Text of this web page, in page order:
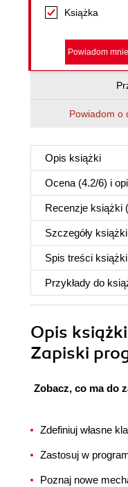
Książka
Powiadom
Powiadom o
Opis książki
Ocena (4.2/6) i
Recenzje książki
Szczegóły książki
Spis treści książki
Przykłady do
Opis książki
Zapiski
Zobacz, co ma do
Zdefiniuj własne
Zastosuj w
Poznaj nowe